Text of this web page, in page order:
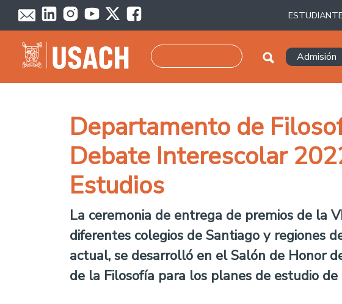
Pasar al contenido principal
Admisión
Departamento de
Debate Interescolar
Estudios
La ceremonia de entrega de premios de la
diferentes colegios de Santiago y regiones
actual, se desarrolló en el Salón de Honor
de la Filosofía para los planes de estudio